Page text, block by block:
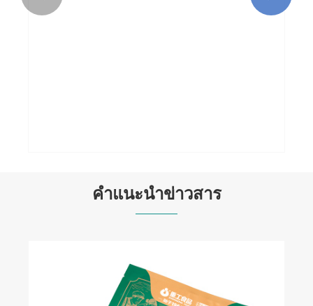
 
คำแนะนำข่าวสาร